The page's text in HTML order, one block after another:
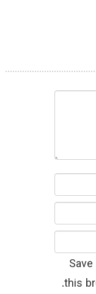
this